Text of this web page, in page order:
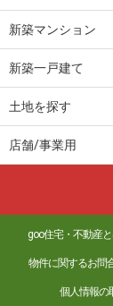
新築マンション
新築一戸建て
土地を探す
店舗/事業用
goo住宅・不動産
物件に関するお問
個人情報の